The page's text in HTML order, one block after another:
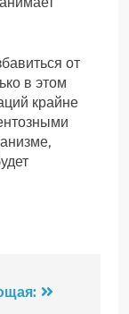
от
в этом
крайне